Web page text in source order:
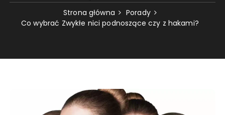
Strona główna
Porady
Co wybrać Zwykłe nici podnoszące czy z hakami?